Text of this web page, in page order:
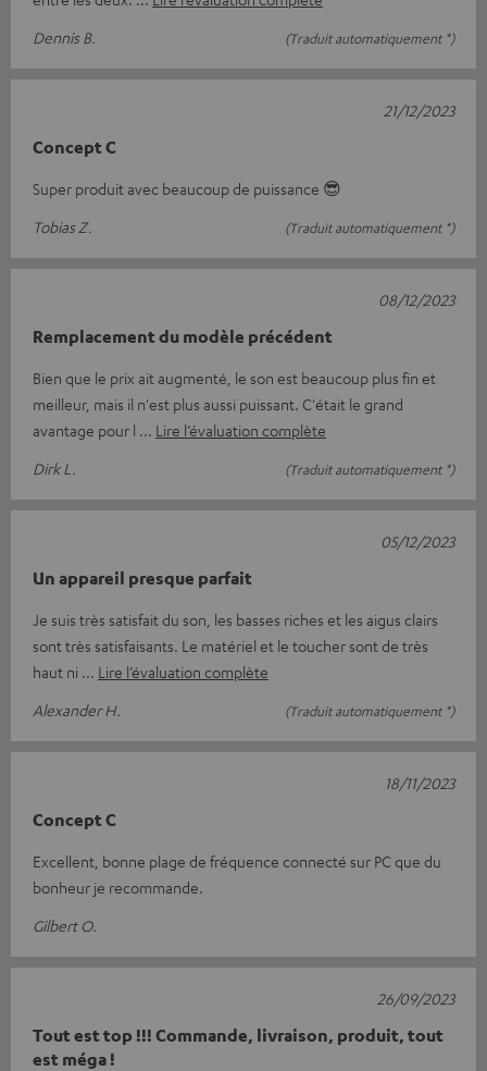
Dennis B.
(Traduit automatiquement *)
Concept C
Super produit avec beaucoup de puissance 😎
Tobias Z.
(Traduit automatiquement *)
21/12/2023
Remplacement du modèle précédent
Bien que le prix ait augmenté, le son est beaucoup plus fin et
meilleur, mais il n'est plus aussi puissant. C'était le grand
avantage pour l
Lire l’évaluation complète
Dirk L.
(Traduit automatiquement *)
08/12/2023
Un appareil presque parfait
Je suis très satisfait du son, les basses riches et les aigus clairs
sont très satisfaisants. Le matériel et le toucher sont de très
haut ni
Lire l’évaluation complète
Alexander H.
(Traduit automatiquement *)
05/12/2023
Concept C
Excellent, bonne plage de fréquence connecté sur PC que du
bonheur je recommande.
Gilbert O.
18/11/2023
Tout est top !!! Commande, livraison, produit, tout
est méga !
26/09/2023